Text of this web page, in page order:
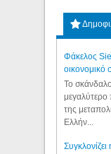
Φάκελος
οικονομικό
Το
μεγαλύτερο
της
Ελλήν...